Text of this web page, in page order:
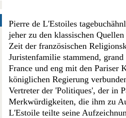
Pierre de L'Estoiles
jeher zu den klassischen
Zeit der französischen
Juristenfamilie stammend,
France und eng mit den Pariser
königlichen Regierung
Vertreter der 'Politiques', der in
Merkwürdigkeiten, die ihm zu
L'Estoile teilte seine